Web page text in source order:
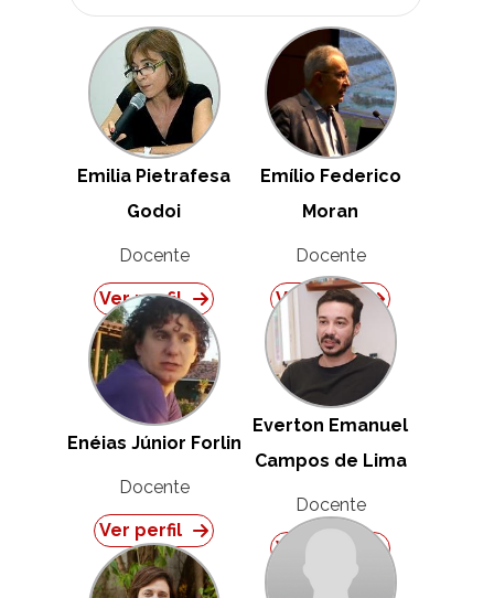
Emilia Pietrafesa
Godoi
Docente
Ver perfil
Emílio Federico
Moran
Docente
Ver perfil
Enéias Júnior Forlin
Docente
Ver perfil
Everton Emanuel
Campos de Lima
Docente
Ver perfil